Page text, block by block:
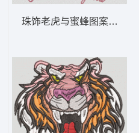
珠饰老虎与蜜蜂图案 虎头